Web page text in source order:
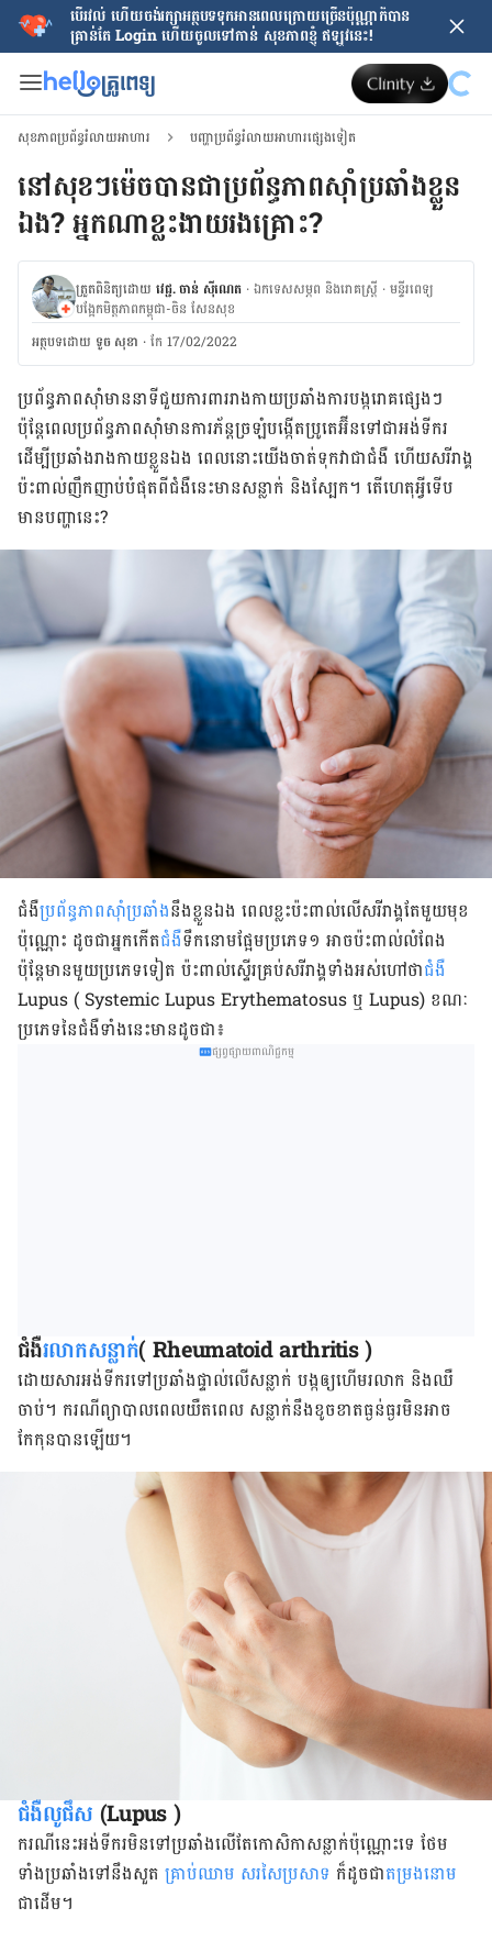
បើរវល់ ហើយចង់​រក្សាអត្ថបទទុកអានពេលក្រោយ​ច្រើនប៉ុណ្ណាក៏បាន
គ្រាន់តែ​ Login ហើយចូលទៅកាន់ សុខភាពខ្ញុំ ឥឡូវនេះ!
សុខភាពប្រព័ន្ធរំលាយអាហារ បញ្ហាប្រព័ន្ធរំលាយអាហារផ្សេងទៀត
នៅសុខៗម៉េចបានជាប្រព័ន្ធ​ភាពស៊ាំ​ប្រឆាំង​​ខ្លួន​
ឯង? អ្នកណាខ្លះងាយរងគ្រោះ?
ត្រួតពិនិត្យដោយ វេជ្ជ. ចាន់ ស៊ីណេត ·ឯកទេសសម្ភព និងរោគស្ត្រី ·ម​ន្ទីរពេទ្យ
បង្អែកមិត្តភាពកម្ពុជា-ចិន សែនសុខ
អត្ថបទ​ដោយ ទូច សុខា ·កែ 17/02/2022
ប្រព័ន្ធ​ភាព​ស៊ាំមាននាទីជួយ​ការពារ​រាងកាយ​​​​ប្រឆាំង​​​ការ​បង្ករោគ​ផ្សេងៗ​​​
ប៉ុន្តែ​ពេល​ប្រព័ន្ធ​ភាព​ស៊ាំ​មាន​ការ​ភ័ន្ត​ច្រឡំបង្កើត​ប្រូតេអ៊ីន​ទៅ​ជា​អង់​ទីករ​
ដើម្បី​ប្រឆាំងរាង​កាយ​ខ្លួន​ឯង ពេល​នោះយើងចាត់ទុកវា​ជា​ជំងឺ​​ ហើយសរីរាង្គ​​
ប៉ះពាល់​ញឹកញាប់​បំផុត​ពី​ជំងឺនេះមាន​សន្លាក់​ និង​ស្បែក​។​ តើ​ហេតុអ្វីទើប
មានបញ្ហានេះ?
ជំងឺ​ប្រព័ន្ធភាព​ស៊ាំប្រឆាំង​នឹង​ខ្លួន​ឯង​ ​ពេល​ខ្លះ​ប៉ះ​ពាល់​លើ​សរីរាង្គ​តែ​មួយមុខ​
ប៉ុណ្ណោះ​ ដូចជា​អ្នក​កើត​ជំងឺ​ទឹក​នោម​ផ្អែម​ប្រភេទ​១ អាច​ប៉ះពាល់​លំពែង
ប៉ុន្តែ​មាន​មួយ​​ប្រភេទ​ទៀត ​ប៉ះ​ពាល់​ស្ទើរ​គ្រប់​សរីរាង្គ​ទាំង​អស់ហៅ​ថា​ជំងឺ
Lupus ( ​Systemic Lupus Erythematosusឬ Lupus) ខណៈ​
ប្រភេទ​នៃ​ជំងឺ​ទាំងនេះ​មាន​ដូច​ជា៖
ផ្សព្វផ្សាយពាណិជ្ជកម្ម
ជំងឺ​រលាក​សន្លាក់( Rheumatoid arthritis )
ដោយ​សារ​អង់ទីករ​​ទៅ​ប្រឆាំង​ផ្ទាល់​លើ​សន្លាក់​ ​បង្ក​ឲ្យ​​ហើម​រលាក​​ និង​ឈឺ​
ចាប់​។​​​ ករណី​ព្យាបាល​​ពេលយឺតពេល​​ សន្លាក់​នឹង​ខូចខាតធ្ងន់ធ្ងរ​មិន​អាច​
កែកុន​បាន​ឡើយ​។
ជំងឺ​លូផឹស(Lupus )
ករណី​នេះ​អង់ទីករ​មិន​ទៅ​ប្រឆាំង​លើ​តែ​កោសិកា​សន្លាក់​ប៉ុណ្ណោះ​ទេ​ ថែម
ទាំង​ប្រឆាំង​ទៅ​នឹងសួត ​គ្រាប់​ឈាម សរសៃ​ប្រសាទ ​ក៏ដូចជា​​តម្រង​នោម​
ជាដើម។